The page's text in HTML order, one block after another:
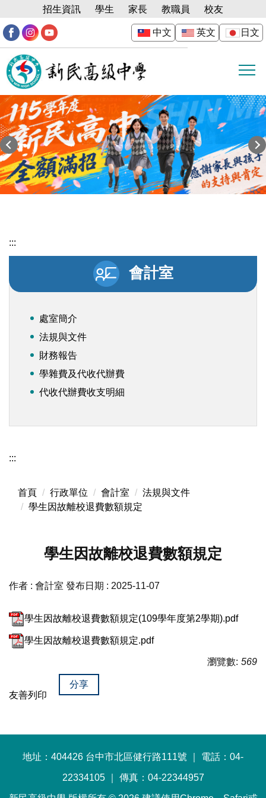
到
主
內
容
區
招生資訊 學生 家長 教職員 校友
中文 英文 日文
:::
會計室
處室簡介
法規與文件
財務報告
學雜費及代收代辦費
代收代辦費收支明細
:::
首頁 行政單位 會計室
法規與文件
學生因故離校退費數額規定
學生因故離校退費數額規定
作者 : 會計室 發布日期 : 2025-11-07
學生因故離校退費數額規定(109學年度第2學期).pdf
學生因故離校退費數額規定.pdf
瀏覽數: 569
友善列印
分享
地址：404426 台中市北區健行路111號 ｜ 電話：04-
22334105 ｜ 傳真：04-22344957